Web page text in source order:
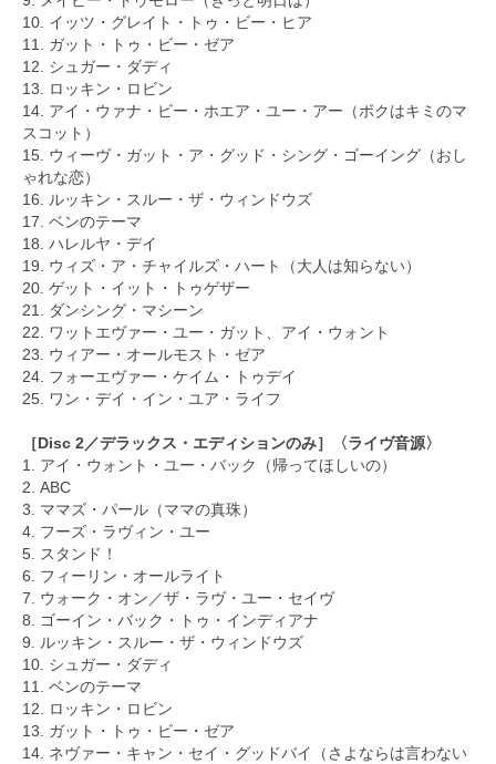
10. イッツ・グレイト・トゥ・ビー・ヒア
11. ガット・トゥ・ビー・ゼア
12. シュガー・ダディ
13. ロッキン・ロビン
14. アイ・ウァナ・ビー・ホエア・ユー・アー（ボクはキミのマ
スコット）
15. ウィーヴ・ガット・ア・グッド・シング・ゴーイング（おし
ゃれな恋）
16. ルッキン・スルー・ザ・ウィンドウズ
17. ベンのテーマ
18. ハレルヤ・デイ
19. ウィズ・ア・チャイルズ・ハート（大人は知らない）
20. ゲット・イット・トゥゲザー
21. ダンシング・マシーン
22. ワットエヴァー・ユー・ガット、アイ・ウォント
23. ウィアー・オールモスト・ゼア
24. フォーエヴァー・ケイム・トゥデイ
25. ワン・デイ・イン・ユア・ライフ
［Disc 2／デラックス・エディションのみ］〈ライヴ音源〉
1. アイ・ウォント・ユー・バック（帰ってほしいの）
2. ABC
3. ママズ・パール（ママの真珠）
4. フーズ・ラヴィン・ユー
5. スタンド！
6. フィーリン・オールライト
7. ウォーク・オン／ザ・ラヴ・ユー・セイヴ
8. ゴーイン・バック・トゥ・インディアナ
9. ルッキン・スルー・ザ・ウィンドウズ
10. シュガー・ダディ
11. ベンのテーマ
12. ロッキン・ロビン
13. ガット・トゥ・ビー・ゼア
14. ネヴァー・キャン・セイ・グッドバイ（さよならは言わない